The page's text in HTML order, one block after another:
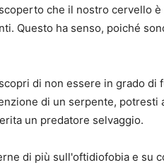
che il nostro cervello
Questo ha senso, poiché
di non essere in grado di
di un serpente, potresti
un predatore selvaggio.
di più sull'oftidiofobia e su